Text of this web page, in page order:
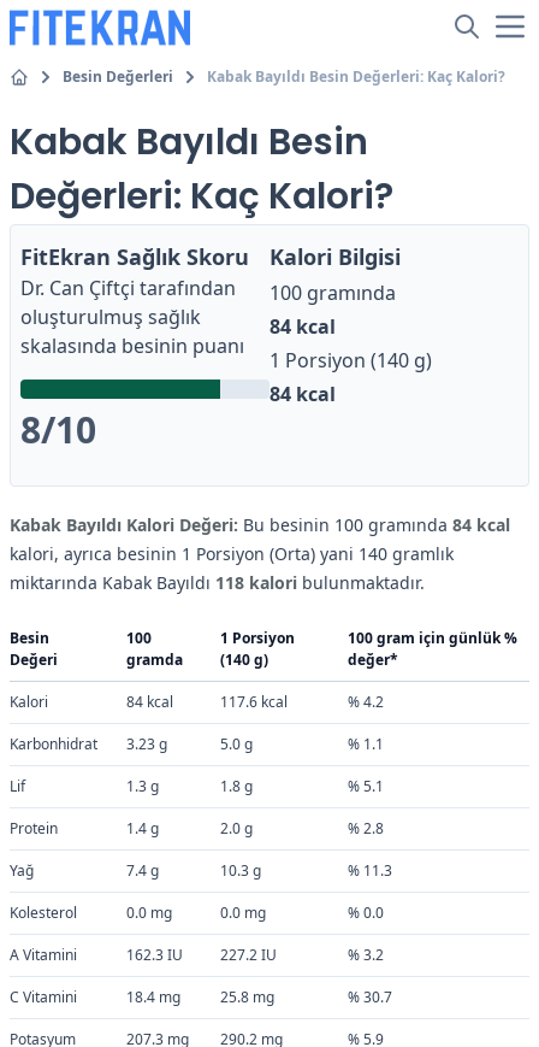
Besin Değerleri Kabak Bayıldı Besin Değerleri: Kaç Kalori?
Kabak Bayıldı Besin
Değerleri: Kaç Kalori?
FitEkran Sağlık Skoru
Dr. Can Çiftçi tarafından
oluşturulmuş sağlık
skalasında besinin puanı
8/10
Kalori Bilgisi
100 gramında
84 kcal
1 Porsiyon (140 g)
84 kcal
Kabak Bayıldı Kalori Değeri: Bu besinin 100 gramında 84 kcal
kalori, ayrıca besinin 1 Porsiyon (Orta) yani 140 gramlık
miktarında Kabak Bayıldı 118 kalori bulunmaktadır.
Besin
Değeri
100
gramda
1 Porsiyon
(140 g)
100 gram için günlük %
değer*
Kalori 84 kcal 117.6 kcal % 4.2
Karbonhidrat 3.23 g 5.0 g % 1.1
Lif 1.3 g 1.8 g % 5.1
Protein 1.4 g 2.0 g % 2.8
Yağ 7.4 g 10.3 g % 11.3
Kolesterol 0.0 mg 0.0 mg % 0.0
A Vitamini 162.3 IU 227.2 IU % 3.2
C Vitamini 18.4 mg 25.8 mg % 30.7
Potasyum 207.3 mg 290.2 mg % 5.9